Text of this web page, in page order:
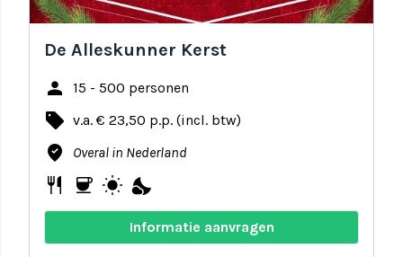
De Alleskunner Kerst
person 15 - 500 personen
local_offer v.a. € 23,50 p.p. (incl. btw)
where_to_vote Overal in Nederland
restaurant coffee wb_sunny nights_stay
Informatie aanvragen